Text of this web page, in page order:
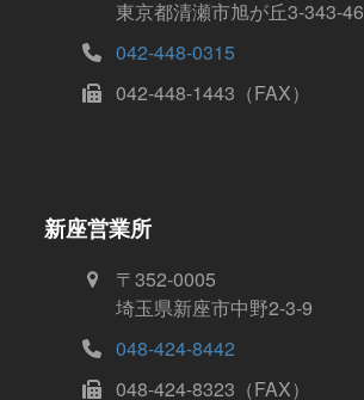
東京都清瀬市旭が丘3-343-46
042-448-0315
042-448-1443（FAX）
新座営業所
〒352-0005
埼玉県新座市中野2-3-9
048-424-8442
048-424-8323（FAX）